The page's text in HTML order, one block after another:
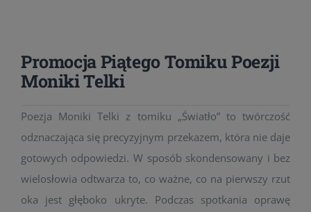
Promocja Piątego Tomiku Poezji
Moniki Telki
Poezja Moniki Telki z tomiku „Światło” to twórczość
odznaczająca się precyzyjnym przekazem, która nie daje
gotowych odpowiedzi. W sposób skondensowany i bez
wielosłowia odtwarza to, co ważne, co na pierwszy rzut
oka jest głęboko ukryte. Podczas spotkania oprawę